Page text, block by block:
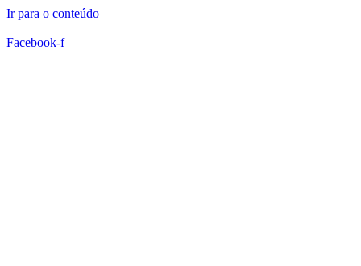
Ir para o conteúdo
Facebook-f